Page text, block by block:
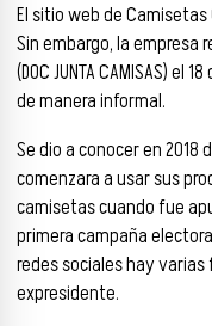
El sitio web de
Sin embargo, la empresa
(DOC JUNTA CAMISAS) el
de manera informal.
Se dio a conocer en 2018
comenzara a usar sus
camisetas cuando fue
primera campaña
redes sociales hay varias
expresidente.